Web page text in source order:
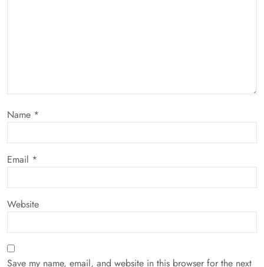
Name *
Email *
Website
Save my name, email, and website in this browser for the next